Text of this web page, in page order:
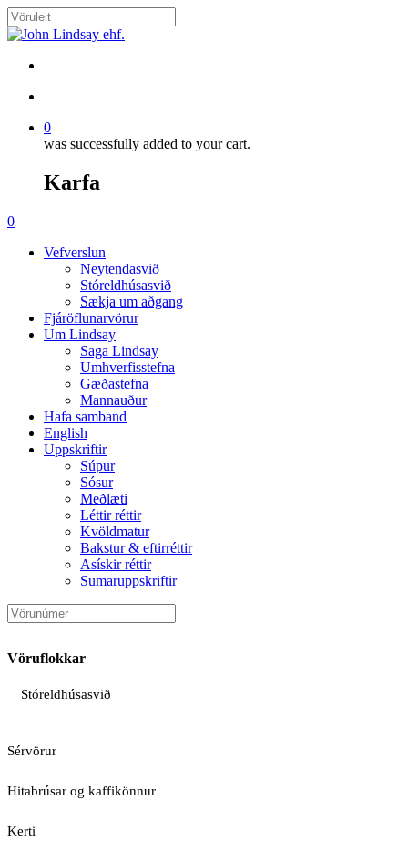
Skip
to
content
Close
0
was successfully added to your cart.
Karfa
Menu
search
account
0
Vefverslun
Neytendasvið
Stóreldhúsasvið
Sækja um aðgang
Fjáröflunarvörur
Um Lindsay
Saga Lindsay
Umhverfisstefna
Gæðastefna
Mannauður
Hafa samband
English
Uppskriftir
Súpur
Sósur
Meðlæti
Léttir réttir
Kvöldmatur
Bakstur & eftirréttir
Asískir réttir
Sumaruppskriftir
Vöruflokkar
Stóreldhúsasvið
Sérvörur
Hitabrúsar og kaffikönnur
Kerti